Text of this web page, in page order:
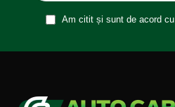
Am citit și sunt de acord cu